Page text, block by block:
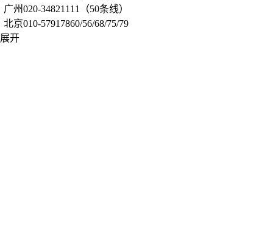
广州020-34821111（50条线）
北京010-57917860/56/68/75/79
展开